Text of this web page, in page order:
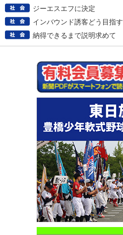
ジーエスエフに決定
インバウンド誘客どう目指す
納得できるまで説明求めて